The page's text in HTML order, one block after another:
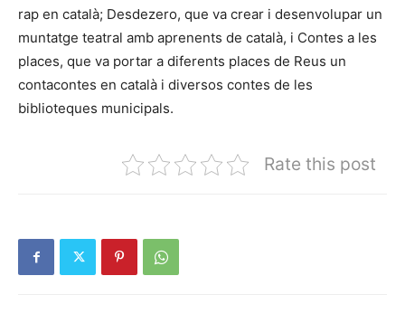
rap en català; Desdezero, que va crear i desenvolupar un
muntatge teatral amb aprenents de català, i Contes a les
places, que va portar a diferents places de Reus un
contacontes en català i diversos contes de les
biblioteques municipals.
Rate this post